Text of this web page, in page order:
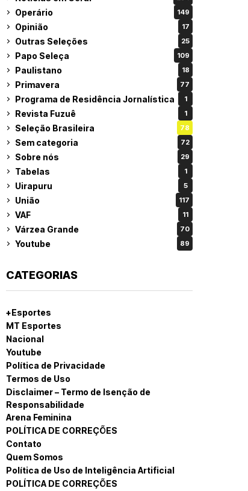
Operário 149
Opinião 17
Outras Seleções 25
Papo Seleça 109
Paulistano 18
Primavera 77
Programa de Residência Jornalística 1
Revista Fuzuê 1
Seleção Brasileira 78
Sem categoria 72
Sobre nós 29
Tabelas 1
Uirapuru 5
União 117
VAF 11
Várzea Grande 70
Youtube 89
CATEGORIAS
+Esportes
MT Esportes
Nacional
Youtube
Política de Privacidade
Termos de Uso
Disclaimer – Termo de Isenção de
Responsabilidade
Arena Feminina
POLÍTICA DE CORREÇÕES
Contato
Quem Somos
Política de Uso de Inteligência Artificial
POLÍTICA DE CORREÇÕES